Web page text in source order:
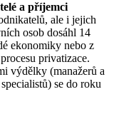
a příjemci
ale i jejich
osob dosáhl 14
ekonomiky nebo z
privatizace.
výdělky (manažerů a
se do roku